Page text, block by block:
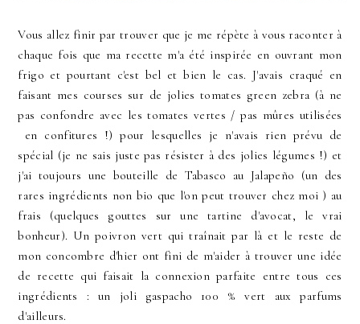
Vous allez finir par trouver que je me répète à vous raconter à
chaque fois que ma recette m'a été inspirée en ouvrant mon
frigo et pourtant c'est bel et bien le cas. J'avais craqué en
faisant mes courses sur de jolies tomates green zebra (à ne
pas confondre avec les tomates vertes / pas mûres utilisées
en confitures !) pour lesquelles je n'avais rien prévu de
spécial (je ne sais juste pas résister à des jolies légumes !) et
j'ai toujours une bouteille de Tabasco au Jalapeño (un des
rares ingrédients non bio que l'on peut trouver chez moi ) au
frais (quelques gouttes sur une tartine d'avocat, le vrai
bonheur). Un poivron vert qui traînait par là et le reste de
mon concombre d'hier ont fini de m'aider à trouver une idée
de recette qui faisait la connexion parfaite entre tous ces
ingrédients : un joli gaspacho 100 % vert aux parfums
d'ailleurs.